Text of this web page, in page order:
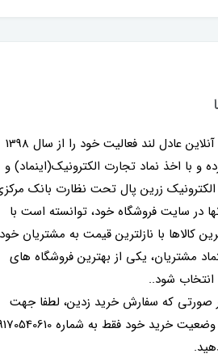
فروشگاه آنلاین عادل لند فعالیت خود را از سال 1398
و با اخذ نماد تجارت الکترونیک(اینماد) و
زرین پال تحت نظارت بانک
در سایت فروشگاه خود، توانسته است با
کالاها با نازلترین قیمت به مشتریان
مشتریان، یکی از بهترین فروشگاه های
انتخاب شود..
صورتی که سفارش خرید زدین، لطفا جهت
اطلاع از وضعیت خرید خود فقط به شماره